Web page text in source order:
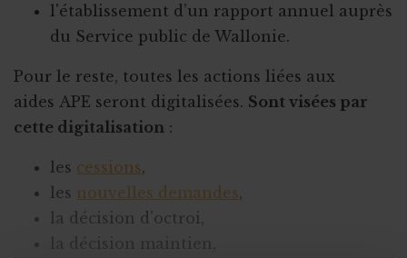
l'établissement d’un rapport annuel auprès
du Service public de Wallonie.
Pour le reste, toutes les actions liées aux
aides APE seront digitalisées. Sont visées par
cette digitalisation :
les cessions,
les nouvelles demandes,
la décision d’octroi,